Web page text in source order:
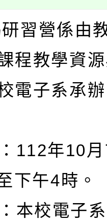
習營係由
程教學資
電子系承
年10月
下午4時。
校電子